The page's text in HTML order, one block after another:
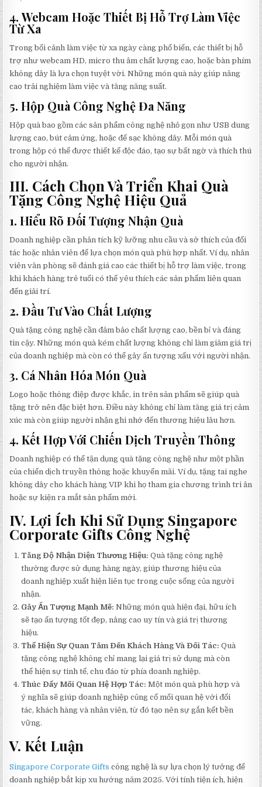
4.Webcam Hoặc Thiết Bị Hỗ Trợ Làm Việc
Từ Xa
Trong bối cảnh làm việc từ xa ngày càng phổ biến, các thiết bị hỗ
trợ như webcam HD, micro thu âm chất lượng cao, hoặc bàn phím
không dây là lựa chọn tuyệt vời. Những món quà này giúp nâng
cao trải nghiệm làm việc và tăng năng suất.
5.Hộp Quà Công Nghệ Đa Năng
Hộp quà bao gồm các sản phẩm công nghệ nhỏ gọn như USB dung
lượng cao, bút cảm ứng, hoặc đế sạc không dây. Mỗi món quà
trong hộp có thể được thiết kế độc đáo, tạo sự bất ngờ và thích thú
cho người nhận.
III. Cách Chọn Và Triển Khai Quà
Tặng Công Nghệ Hiệu Quả
1.Hiểu Rõ Đối Tượng Nhận Quà
Doanh nghiệp cần phân tích kỹ lưỡng nhu cầu và sở thích của đối
tác hoặc nhân viên để lựa chọn món quà phù hợp nhất. Ví dụ, nhân
viên văn phòng sẽ đánh giá cao các thiết bị hỗ trợ làm việc, trong
khi khách hàng trẻ tuổi có thể yêu thích các sản phẩm liên quan
đến giải trí.
2.Đầu Tư Vào Chất Lượng
Quà tặng công nghệ cần đảm bảo chất lượng cao, bền bỉ và đáng
tin cậy. Những món quà kém chất lượng không chỉ làm giảm giá trị
của doanh nghiệp mà còn có thể gây ấn tượng xấu với người nhận.
3. Cá Nhân Hóa Món Quà
Logo hoặc thông điệp được khắc, in trên sản phẩm sẽ giúp quà
tặng trở nên đặc biệt hơn. Điều này không chỉ làm tăng giá trị cảm
xúc mà còn giúp người nhận ghi nhớ đến thương hiệu lâu hơn.
4.Kết Hợp Với Chiến Dịch Truyền Thông
Doanh nghiệp có thể tận dụng quà tặng công nghệ như một phần
của chiến dịch truyền thông hoặc khuyến mãi. Ví dụ, tặng tai nghe
không dây cho khách hàng VIP khi họ tham gia chương trình tri ân
hoặc sự kiện ra mắt sản phẩm mới.
IV. Lợi Ích Khi Sử Dụng Singapore
Corporate Gifts Công Nghệ
Tăng Độ Nhận Diện Thương Hiệu: Quà tặng công nghệ
thường được sử dụng hàng ngày, giúp thương hiệu của
doanh nghiệp xuất hiện liên tục trong cuộc sống của người
nhận.
Gây Ấn Tượng Mạnh Mẽ: Những món quà hiện đại, hữu ích
sẽ tạo ấn tượng tốt đẹp, nâng cao uy tín và giá trị thương
hiệu.
Thể Hiện Sự Quan Tâm Đến Khách Hàng Và Đối Tác: Quà
tặng công nghệ không chỉ mang lại giá trị sử dụng mà còn
thể hiện sự tinh tế, chu đáo từ phía doanh nghiệp.
Thúc Đẩy Mối Quan Hệ Hợp Tác: Một món quà phù hợp và
ý nghĩa sẽ giúp doanh nghiệp củng cố mối quan hệ với đối
tác, khách hàng và nhân viên, từ đó tạo nên sự gắn kết bền
vững.
V. Kết Luận
Singapore Corporate Gifts công nghệ là sự lựa chọn lý tưởng để
doanh nghiệp bắt kịp xu hướng năm 2025. Với tính tiện ích, hiện